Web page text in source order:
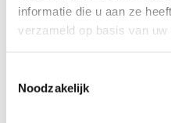
informatie die u aan ze
verzameld op basis van uw
Noodzakelijk
spanningstesters
De functietester dient zo in